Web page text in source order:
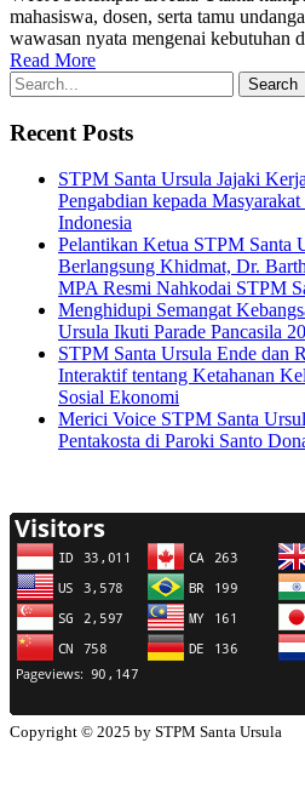
mahasiswa, dosen, serta tamu
wawasan nyata mengenai kebutuhan
Read More
Recent Posts
STPM Santa Ursula Jajaki
Pengabdian kepada
Indonesia
Pelantikan Ketua STPM Santa
Berlangsung Khidmat, Dr.
MPA Resmi Nahkodai STPM
Menghidupi Semangat
Ursula Ikuti Parade Pancasila
STPM Santa Ursula Ende dan
Interaktif tentang Ketahanan
Sosial Ekonomi
Merici Voice STPM Santa
Pentakosta di Paroki Santo
Copyright © 2025 by STPM Santa Ursula